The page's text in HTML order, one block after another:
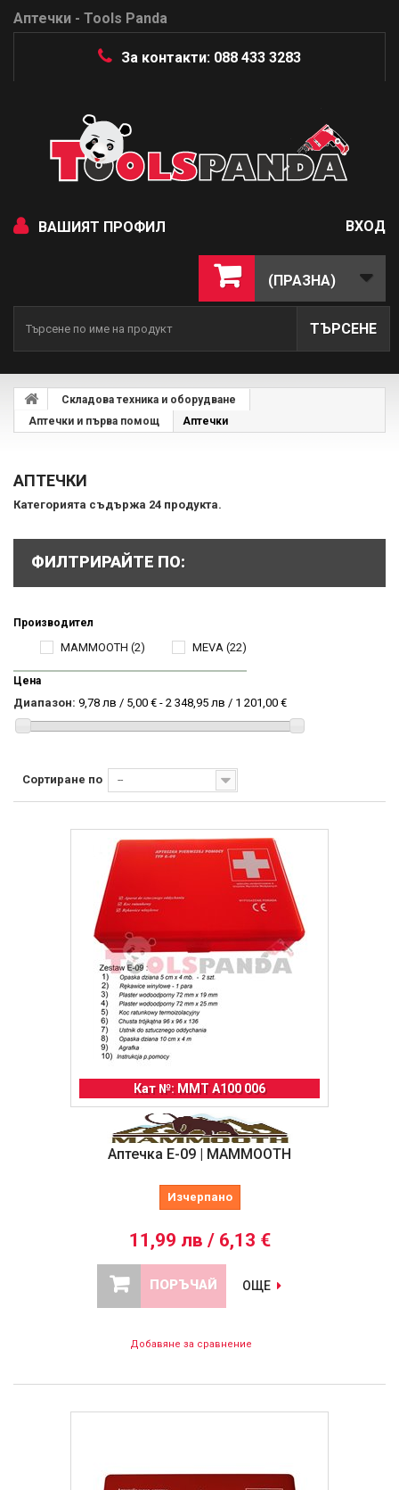
Аптечки - Tools Panda
За контакти: 088 433 3283
ВАШИЯТ ПРОФИЛ ВХОД
(ПРАЗНА)
ТЪРСЕНЕ
Складова техника и оборудване
Аптечки и първа помощ
Аптечки
АПТЕЧКИ
Категорията съдържа 24 продукта.
ФИЛТРИРАЙТЕ ПО:
Производител
MAMMOOTH (2) MEVA (22)
Цена
Диапазон: 9,78 лв / 5,00 € - 2 348,95 лв / 1 201,00 €
Сортиране по --
Кат №: MMT A100 006
Аптечка E-09 | MAMMOOTH
Изчерпано
11,99 лв / 6,13 €
ПОРЪЧАЙ ОЩЕ
Добавяне за сравнение